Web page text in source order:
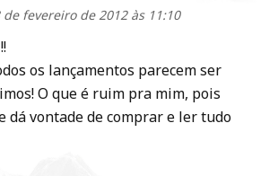
de fevereiro de 2012 às 11:10
os lançamentos parecem ser
O que é ruim pra mim, pois
dá vontade de comprar e ler tudo